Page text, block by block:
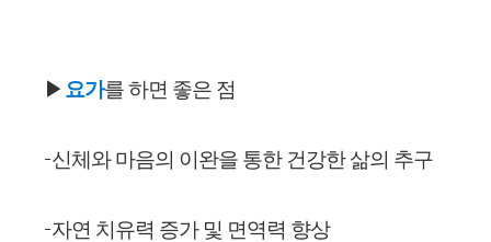
▶ 요가를하면 좋은 점
-신체와 마음의 이완을 통한 건강한 삶의 추구
-자연 치유력 증가 및 면역력 향상